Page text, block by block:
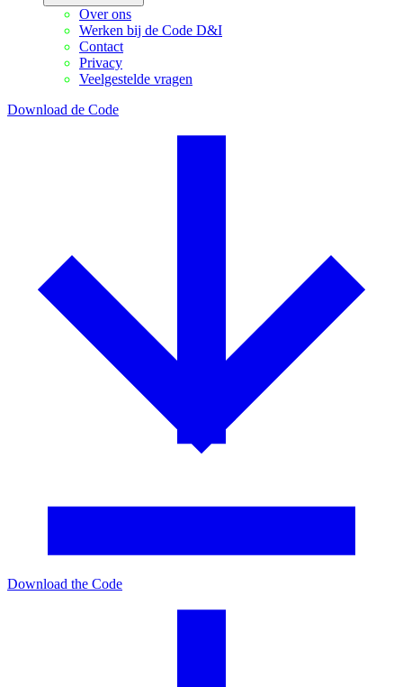
Over ons
Werken bij de Code D&I
Contact
Privacy
Veelgestelde vragen
Download de Code
Download the Code